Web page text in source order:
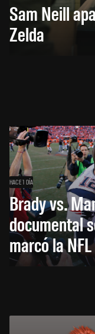
Sam Neill
Zelda
HACE 1 DÍA
Brady vs.
documental
marcó la NFL